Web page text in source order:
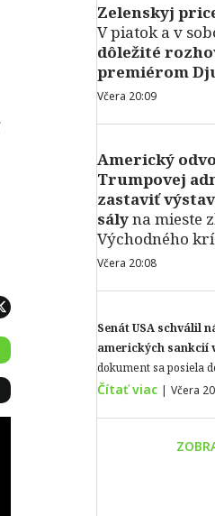
Zelenskyj
V piatok a v
dôležité
premiérom
Včera 20:09
Americký
Trumpovej
zastaviť
sályna mieste
Východného
Včera 20:08
Senát USA schválil
amerických sankcií
dokument sa posiela
Čítať viac | Včera